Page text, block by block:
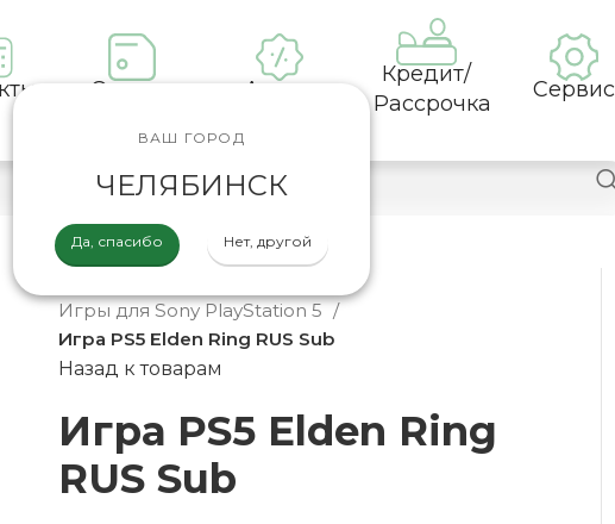
Оплата Акции
Кредит/
Рассрочка
Сервис
ВАШ ГОРОД
ЧЕЛЯБИНСК
Да, спасибо Нет, другой
Игры для Sony PlayStation 5
Игра PS5 Elden Ring RUS Sub
Назад к товарам
Игра PS5 Elden Ring
RUS Sub